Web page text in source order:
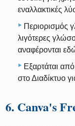
εναλλακτικές
Περιορισμός
λιγότερες
αναφέρονται
Εξαρτάται
στο Διαδίκτυο
6. Canva's